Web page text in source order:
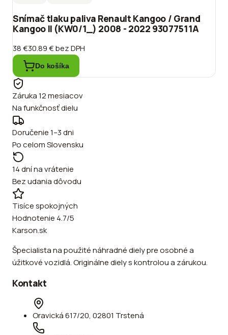
Snímač tlaku paliva Renault Kangoo / Grand
Kangoo II (KW0/1_) 2008 - 2022 93077511A
38 €30.89 €bez DPH
Do košíka
Záruka 12 mesiacov
Na funkčnosť dielu
Doručenie 1–3 dni
Po celom Slovensku
14 dní na vrátenie
Bez udania dôvodu
Tisíce spokojných
Hodnotenie 4.7/5
Karson.sk
Špecialista na použité náhradné diely pre osobné a
úžitkové vozidlá. Originálne diely s kontrolou a zárukou.
Kontakt
Oravická 617/20, 02801 Trstená